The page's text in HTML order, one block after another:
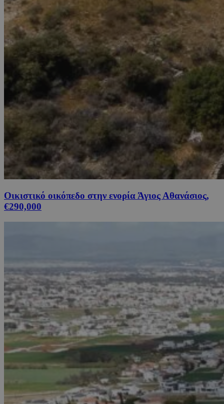
Οικιστικό οικόπεδο στην ενορία Άγιος Αθανάσιος,
€290,000